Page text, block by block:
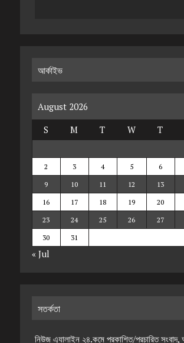
আর্কাইভ
August 2026
S
M T W T
2
3 4 5 6
9
10 11 12 13
16
17 18 19 20
23
24 25 26 27
30
31
« Jul
সতর্কতা
নিউজ এ্যালাইন ২৪.কমে প্রকাশিত/প্রচারিত